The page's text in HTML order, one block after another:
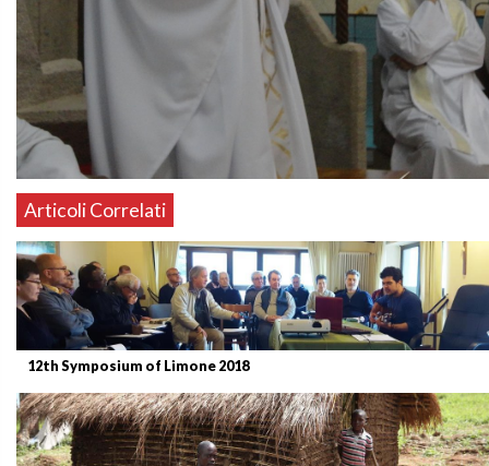
Articoli Correlati
12th Symposium of Limone 2018